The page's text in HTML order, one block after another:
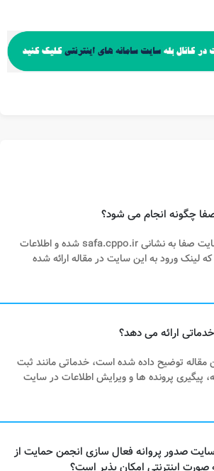
✔️ کاربران باید وارد سایت صفا به نشانی safa.cppo.ir شده و اطلاعات
لینک ورود به این سایت در مقاله ارائه شده
توضیح داده شده است، خدماتی مانند ثبت
پیگیری پرونده ها و ویرایش اطلاعات در سایت
سایت صدور پروانه فعال سازی انجمن حمایت از